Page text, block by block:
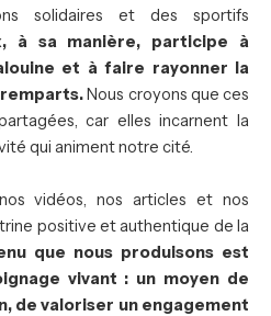
solidaires et des sportifs
à sa manière, participe à
et à faire rayonner la
remparts.Nous croyons que ces
car elles incarnent la
qui animent notre cité.
vidéos, nos articles et nos
positive et authentique de la
que nous produisons est
vivant : un moyen de
de valoriser un engagement